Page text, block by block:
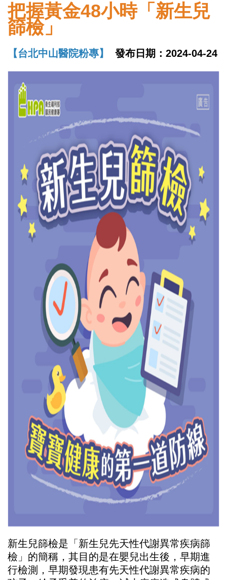
把握黃金48小時「新生兒
篩檢」
【台北中山醫院粉專】 發布日期：2024-04-24
新生兒篩檢是「新生兒先天性代謝異常疾病篩
檢」的簡稱，其目的是在嬰兒出生後，早期進
行檢測，早期發現患有先天性代謝異常疾病的